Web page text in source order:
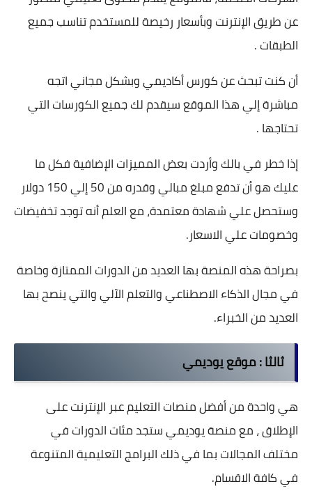
عن طريق الإنترنت وبأسعار رخيصة للمستخدم تناسب جميع
الطبقات .
أن كنت تبحث عن كورس أكاديمي وبشكل مجاني اتجه
مباشرة إلي هذا الموقع سيقدم لك جميع الكورسات التي
تحتاجها .
إذا خطر في بالك وأردت بعض المميزات الإضافية فكل ما
عليك هو أن تدفع مبلغ مبالي وقدره من 50 إلي 150 دولار
وستحصل علي شهادة معتمدة، مع العلم أنه توجد تخفيضات
وخصومات علي الاسعار.
بصراحة هذه المنصة بها العديد من الدورات الممتازة وخاصة
في مجال الذكاء الاصطناعي والتعلم الآلي والتي ينصح بها
العديد من الخبراء.
ثالثا :موقع يوديمي
هي واحدة من أفضل منصات التعليم عبر الإنترنت على
الإطلاق ، مع منصة يوديمي ستجد مئات الدورات في
مختلف المجالات بما في ذلك البرامج التعليمية المتنوعة
في كافة الاقسام.